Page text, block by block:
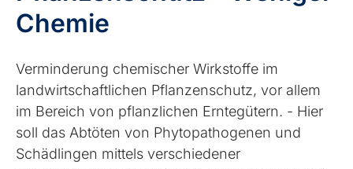
Chemie
Verminderung chemischer Wirkstoffe im
landwirtschaftlichen Pflanzenschutz, vor allem
im Bereich von pflanzlichen Erntegütern. - Hier
soll das Abtöten von Phytopathogenen und
Schädlingen mittels verschiedener